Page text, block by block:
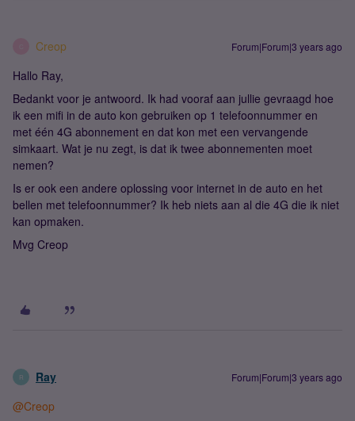
Creop Forum|Forum|3 years ago
Hallo Ray,
Bedankt voor je antwoord. Ik had vooraf aan jullie gevraagd hoe
ik een mifi in de auto kon gebruiken op 1 telefoonnummer en
met één 4G abonnement en dat kon met een vervangende
simkaart. Wat je nu zegt, is dat ik twee abonnementen moet
nemen?
Is er ook een andere oplossing voor internet in de auto en het
bellen met telefoonnummer? Ik heb niets aan al die 4G die ik niet
kan opmaken.
Mvg Creop
R Ray Forum|Forum|3 years ago
@Creop